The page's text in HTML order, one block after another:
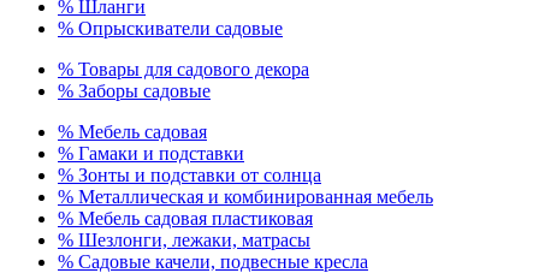
% Шланги
% Опрыскиватели садовые
% Товары для садового декора
% Заборы садовые
% Мебель садовая
% Гамаки и подставки
% Зонты и подставки от солнца
% Металлическая и комбинированная мебель
% Мебель садовая пластиковая
% Шезлонги, лежаки, матрасы
% Садовые качели, подвесные кресла